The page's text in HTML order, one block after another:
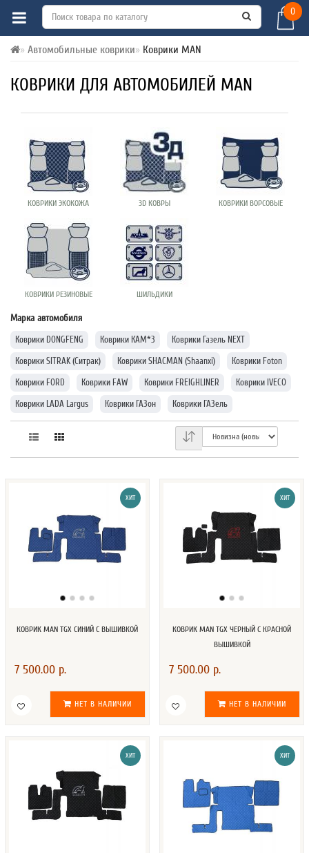
0
Автомобильные коврики Коврики MAN
КОВРИКИ ДЛЯ АВТОМОБИЛЕЙ MAN
КОВРИКИ ЭКОКОЖА 3D КОВРЫ КОВРИКИ ВОРСОВЫЕ
КОВРИКИ РЕЗИНОВЫЕ ШИЛЬДИКИ
Марка автомобиля
Коврики DONGFENG Коврики КАМ*З Коврики Газель NEXT
Коврики SITRAK (Ситрак) Коврики SHACMAN (Shaanxi) Коврики Foton
Коврики FORD Коврики FAW Коврики FREIGHLINER Коврики IVECO
Коврики LADA Largus Коврики ГАЗон Коврики ГАЗель
Коврики SCANIA
Коврики для DAF
ХИТ
КОВРИК MAN TGX СИНИЙ С ВЫШИВКОЙ
7 500.00 р.
НЕТ В НАЛИЧИИ
ХИТ
КОВРИК MAN TGX ЧЕРНЫЙ С КРАСНОЙ
ВЫШИВКОЙ
7 500.00 р.
НЕТ В НАЛИЧИИ
ХИТ ХИТ